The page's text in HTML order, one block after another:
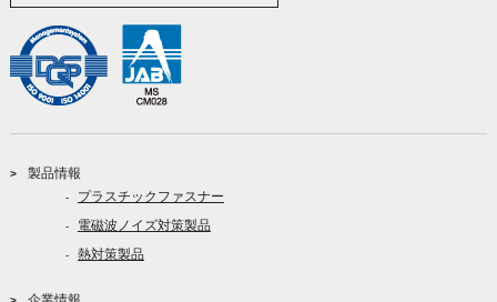
製品情報
プラスチックファスナー
電磁波ノイズ対策製品
熱対策製品